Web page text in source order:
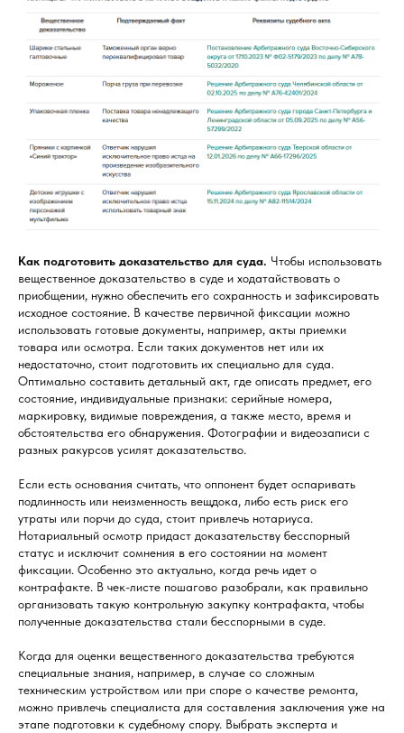
Как подготовить доказательство для суда. Чтобы использовать
вещественное доказательство в суде и ходатайствовать о
приобщении, нужно обеспечить его сохранность и зафиксировать
исходное состояние. В качестве первичной фиксации можно
использовать готовые документы, например, акты приемки
товара или осмотра. Если таких документов нет или их
недостаточно, стоит подготовить их специально для суда.
Оптимально составить детальный акт, где описать предмет, его
состояние, индивидуальные признаки: серийные номера,
маркировку, видимые повреждения, а также место, время и
обстоятельства его обнаружения. Фотографии и видеозаписи с
разных ракурсов усилят доказательство.
Если есть основания считать, что оппонент будет оспаривать
подлинность или неизменность вещдока, либо есть риск его
утраты или порчи до суда, стоит привлечь нотариуса.
Нотариальный осмотр придаст доказательству бесспорный
статус и исключит сомнения в его состоянии на момент
фиксации. Особенно это актуально, когда речь идет о
контрафакте. В чек-листе пошагово разобрали, как правильно
организовать такую контрольную закупку контрафакта, чтобы
полученные доказательства стали бесспорными в суде.
Когда для оценки вещественного доказательства требуются
специальные знания, например, в случае со сложным
техническим устройством или при споре о качестве ремонта,
можно привлечь специалиста для составления заключения уже на
этапе подготовки к судебному спору. Выбрать эксперта и